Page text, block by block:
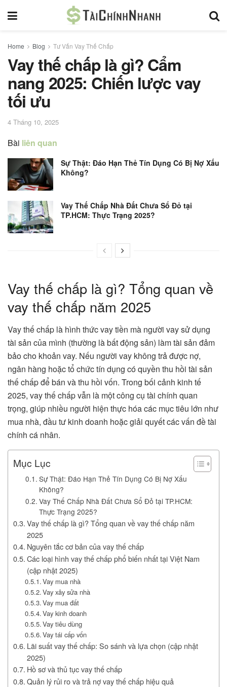
Home Blog Tư Vấn Vay Thế Chấp
Vay thế chấp là gì? Cẩm
nang 2025: Chiến lược vay
tối ưu
4 Tháng 10, 2025
Bài liên quan
Sự Thật: Đáo Hạn Thẻ Tín Dụng Có Bị Nợ Xấu
Không?
Vay Thế Chấp Nhà Đất Chưa Sổ Đỏ tại
TP.HCM: Thực Trạng 2025?
Vay thế chấp là gì? Tổng quan về
vay thế chấp năm 2025
Vay thế chấp là hình thức vay tiền mà người vay sử dụng
tài sản của mình (thường là bất động sản) làm tài sản đảm
bảo cho khoản vay. Nếu người vay không trả được nợ,
ngân hàng hoặc tổ chức tín dụng có quyền thu hồi tài sản
thế chấp để bán và thu hồi vốn. Trong bối cảnh kinh tế
2025, vay thế chấp vẫn là một công cụ tài chính quan
trọng, giúp nhiều người hiện thực hóa các mục tiêu lớn như
mua nhà, đầu tư kinh doanh hoặc giải quyết các vấn đề tài
chính cá nhân.
Mục Lục
Sự Thật: Đáo Hạn Thẻ Tín Dụng Có Bị Nợ Xấu
Không?
Vay Thế Chấp Nhà Đất Chưa Sổ Đỏ tại TP.HCM:
Thực Trạng 2025?
Vay thế chấp là gì? Tổng quan về vay thế chấp năm
2025
Nguyên tắc cơ bản của vay thế chấp
Các loại hình vay thế chấp phổ biến nhất tại Việt Nam
(cập nhật 2025)
Vay mua nhà
Vay xây sửa nhà
Vay mua đất
Vay kinh doanh
Vay tiêu dùng
Vay tái cấp vốn
Lãi suất vay thế chấp: So sánh và lựa chọn (cập nhật
2025)
Hồ sơ và thủ tục vay thế chấp
Quản lý rủi ro và trả nợ vay thế chấp hiệu quả